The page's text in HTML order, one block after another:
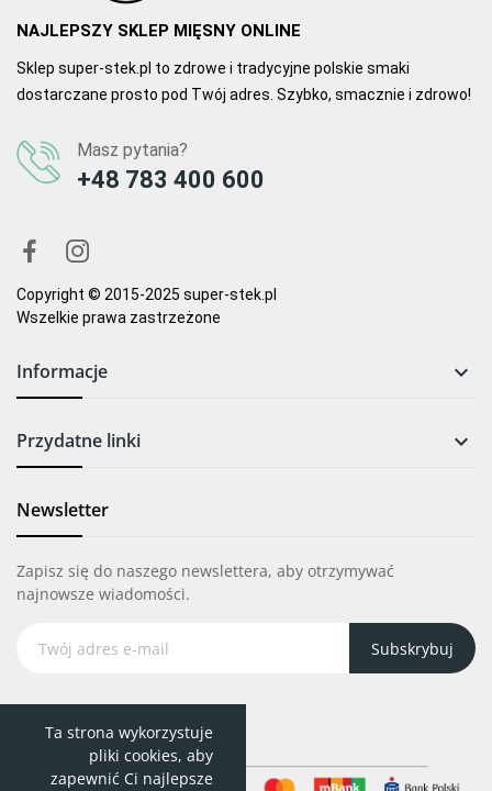
NAJLEPSZY SKLEP MIĘSNY ONLINE
Sklep super-stek.pl to zdrowe i tradycyjne polskie smaki
dostarczane prosto pod Twój adres. Szybko, smacznie i zdrowo!
Masz pytania?
+48 783 400 600
Copyright © 2015-2025 super-stek.pl
Wszelkie prawa zastrzeżone
Informacje 
Przydatne linki 
Newsletter
Zapisz się do naszego newslettera, aby otrzymywać
najnowsze wiadomości.
Subskrybuj
Ta strona wykorzystuje
pliki cookies, aby
zapewnić Ci najlepsze